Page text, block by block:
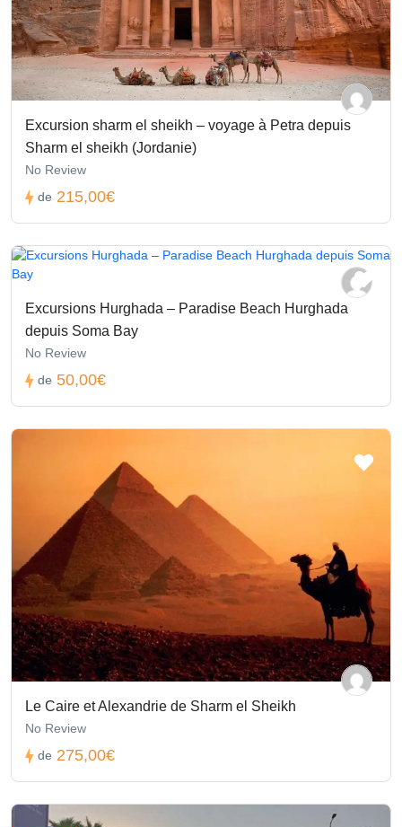
Excursion sharm el sheikh – voyage à Petra depuis
Sharm el sheikh (Jordanie)
No Review
de 215,00€
Excursions Hurghada – Paradise Beach Hurghada
depuis Soma Bay
No Review
de 50,00€
Le Caire et Alexandrie de Sharm el Sheikh
No Review
de 275,00€